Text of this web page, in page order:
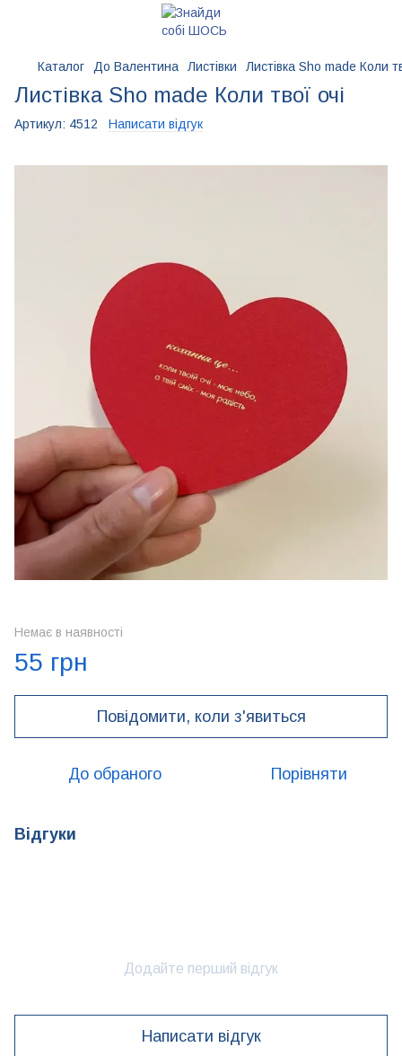
Каталог До Валентина Листівки Листівка Sho made Коли
Листівка Sho made Коли твої очі
Артикул: 4512 Написати відгук
Немає в наявності
55 грн
Повідомити, коли з'явиться
До обраного Порівняти
Відгуки
Додайте перший відгук
Написати відгук